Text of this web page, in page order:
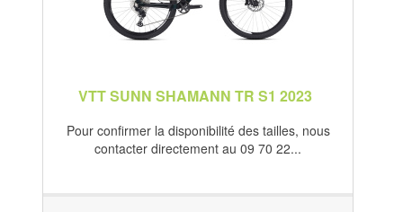
VTT SUNN SHAMANN TR S1 2023
Pour confirmer la disponibilité des tailles, nous
contacter directement au 09 70 22...